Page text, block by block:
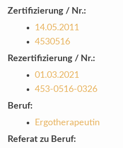
Zertifizierung / Nr.:
14.05.2011
4530516
Rezertifizierung / Nr.:
01.03.2021
453-0516-0326
Beruf:
Ergotherapeutin
Referat zu Beruf: